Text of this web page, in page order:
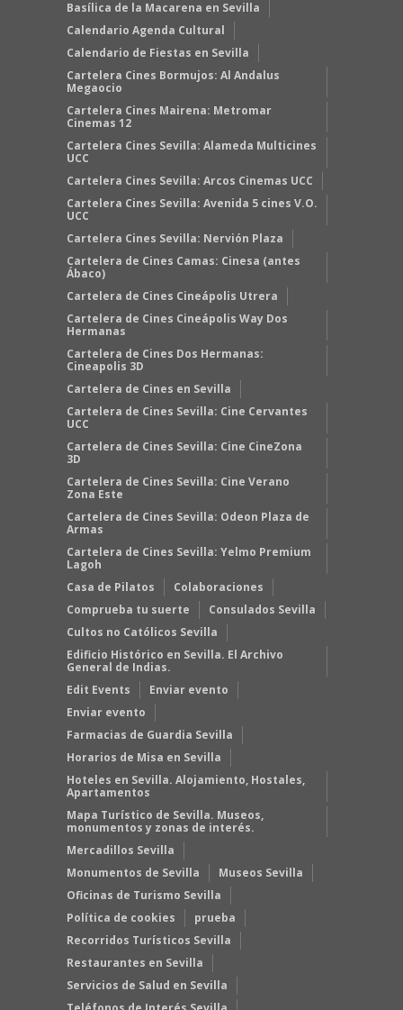
Basílica de la Macarena en Sevilla
Calendario Agenda Cultural
Calendario de Fiestas en Sevilla
Cartelera Cines Bormujos: Al Andalus
Megaocio
Cartelera Cines Mairena: Metromar
Cinemas 12
Cartelera Cines Sevilla: Alameda Multicines
UCC
Cartelera Cines Sevilla: Arcos Cinemas UCC
Cartelera Cines Sevilla: Avenida 5 cines V.O.
UCC
Cartelera Cines Sevilla: Nervión Plaza
Cartelera de Cines Camas: Cinesa (antes
Ábaco)
Cartelera de Cines Cineápolis Utrera
Cartelera de Cines Cineápolis Way Dos
Hermanas
Cartelera de Cines Dos Hermanas:
Cineapolis 3D
Cartelera de Cines en Sevilla
Cartelera de Cines Sevilla: Cine Cervantes
UCC
Cartelera de Cines Sevilla: Cine CineZona
3D
Cartelera de Cines Sevilla: Cine Verano
Zona Este
Cartelera de Cines Sevilla: Odeon Plaza de
Armas
Cartelera de Cines Sevilla: Yelmo Premium
Lagoh
Casa de Pilatos
Colaboraciones
Comprueba tu suerte
Consulados Sevilla
Cultos no Católicos Sevilla
Edificio Histórico en Sevilla. El Archivo
General de Indias.
Edit Events
Enviar evento
Enviar evento
Farmacias de Guardia Sevilla
Horarios de Misa en Sevilla
Hoteles en Sevilla. Alojamiento, Hostales,
Apartamentos
Mapa Turístico de Sevilla. Museos,
monumentos y zonas de interés.
Mercadillos Sevilla
Monumentos de Sevilla
Museos Sevilla
Oficinas de Turismo Sevilla
Política de cookies
prueba
Recorridos Turísticos Sevilla
Restaurantes en Sevilla
Servicios de Salud en Sevilla